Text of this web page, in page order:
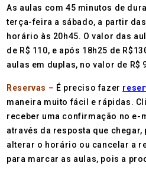
As aulas com 45 minutos de
terça-feira a sábado, a partir
horário às 20h45. O valor das
de R$ 110, e após 18h25 de
aulas em duplas, no valor de R$
Reservas – É preciso fazer
maneira muito fácil e rápidas.
receber uma confirmação no e-
através da resposta que
alterar o horário ou cancelar a
para marcar as aulas, pois a